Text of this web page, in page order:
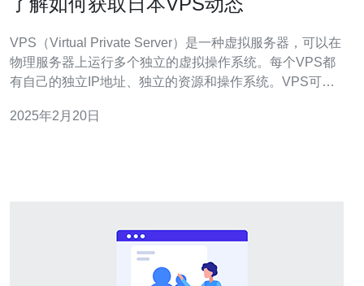
VPS（Virtual Private Server）是一种虚拟服务器，可以在
物理服务器上运行多个独立的虚拟操作系统。每个VPS都
有自己的独立IP地址、独立的资源和操作系统。VPS可以
在亚洲地区非常受欢迎，主要有以下几个原因： 高速网
2025年2月20日